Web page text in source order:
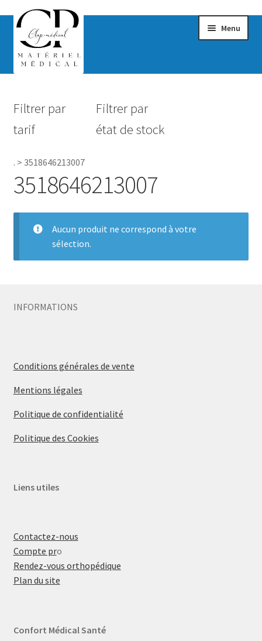
Menu
Hygiène
Accessoires Salle de bain
Pro.
Filtrer par
tarif
Filtrer par
état de stock
. > 3518646213007
3518646213007
Aucun produit ne correspond à votre
sélection.
INFORMATIONS
Conditions générales de vente
Mentions légales
Politique de confidentialité
Politique des Cookies
Liens utiles
Contactez-nous
Compte pro
Rendez-vous orthopédique
Plan du site
Confort Médical Santé